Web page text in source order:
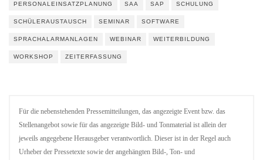
PERSONALEINSATZPLANUNG SAA SAP SCHULUNG
SCHÜLERAUSTAUSCH SEMINAR SOFTWARE
SPRACHALARMANLAGEN WEBINAR WEITERBILDUNG
WORKSHOP ZEITERFASSUNG
Für die nebenstehenden Pressemitteilungen, das angezeigte Event bzw. das
Stellenangebot sowie für das angezeigte Bild- und Tonmaterial ist allein der
jeweils angegebene Herausgeber verantwortlich. Dieser ist in der Regel auch
Urheber der Pressetexte sowie der angehängten Bild-, Ton- und